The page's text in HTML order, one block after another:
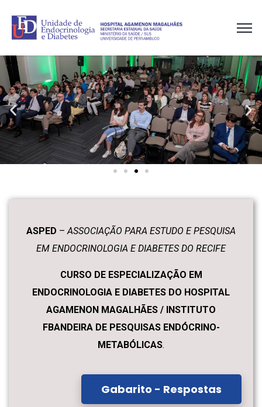
ASPED –ASSOCIAÇÃO PARA ESTUDO E PESQUISA
EM ENDOCRINOLOGIA E DIABETES DO RECIFE
CURSO DE ESPECIALIZAÇÃO EM
ENDOCRINOLOGIA E DIABETES DO HOSPITAL
AGAMENON MAGALHÃES / INSTITUTO
FBANDEIRA DE PESQUISAS ENDÓCRINO-
METABÓLICAS.
Gabarito - Respostas